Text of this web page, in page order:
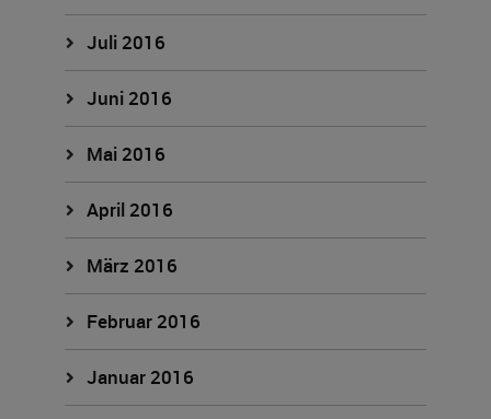
Juli 2016
Juni 2016
Mai 2016
April 2016
März 2016
Februar 2016
Januar 2016